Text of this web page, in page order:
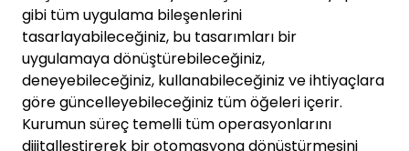
gibi tüm uygulama bileşenlerini
tasarlayabileceğiniz, bu tasarımları bir
uygulamaya dönüştürebileceğiniz,
deneyebileceğiniz, kullanabileceğiniz ve ihtiyaçlara
göre güncelleyebileceğiniz tüm öğeleri içerir.
Kurumun süreç temelli tüm operasyonlarını
dijitalleştirerek bir otomasyona dönüştürmesini